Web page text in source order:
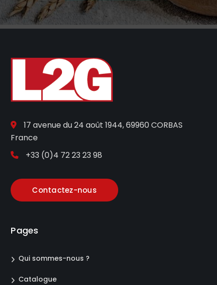
17 avenue du 24 août 1944, 69960 CORBAS
France
+33 (0)4 72 23 23 98
Contactez-nous
Pages
Qui sommes-nous ?
Catalogue